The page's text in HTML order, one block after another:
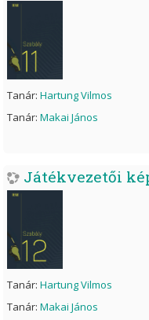
Tanár:Hartung Vilmos
Tanár:Makai János
Játékvezetői
Tanár:Hartung Vilmos
Tanár:Makai János